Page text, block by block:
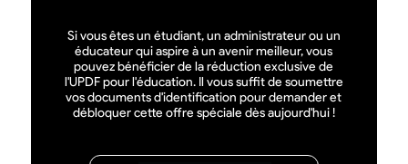
Si vous êtes un étudiant, un administrateur ou un
éducateur qui aspire à un avenir meilleur, vous
pouvez bénéficier de la réduction exclusive de
l'UPDF pour l'éducation. Il vous suffit de soumettre
vos documents d'identification pour demander et
débloquer cette offre spéciale dès aujourd'hui !